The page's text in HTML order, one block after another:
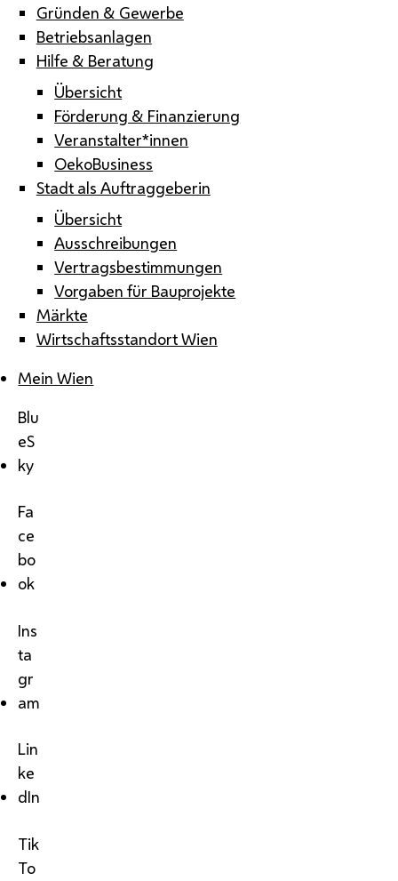
Gründen & Gewerbe
Betriebsanlagen
Hilfe & Beratung
Übersicht
Förderung & Finanzierung
Veranstalter*innen
OekoBusiness
Stadt als Auftraggeberin
Übersicht
Ausschreibungen
Vertragsbestimmungen
Vorgaben für Bauprojekte
Märkte
Wirtschaftsstandort Wien
Mein Wien
Blu
eS
ky
Fa
ce
bo
ok
Ins
ta
gr
am
Lin
ke
dIn
Tik
To